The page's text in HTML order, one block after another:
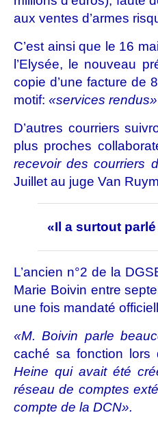
aux ventes d’armes
C’est ainsi que le 16
l’Elysée, le nouveau
copie d’une facture de
motif: «services rendus»
D’autres courriers
plus proches
recevoir des courriers
Juillet au juge Van
«Il a surtout
L’ancien n°2 de la
Marie Boivin entre
une fois mandaté
«M. Boivin parle
caché sa fonction lors
Heine qui avait été
réseau de comptes
compte de la DCN».